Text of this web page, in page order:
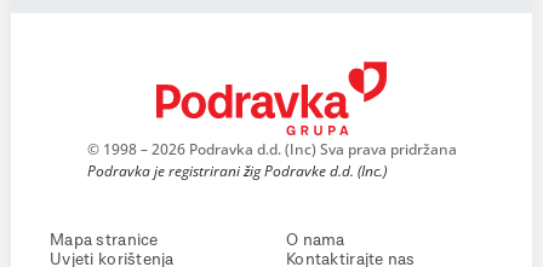
© 1998 – 2026 Podravka d.d. (Inc) Sva prava pridržana
Podravka je registrirani žig Podravke d.d. (Inc.)
Mapa stranice
Uvjeti korištenja
O nama
Kontaktirajte nas